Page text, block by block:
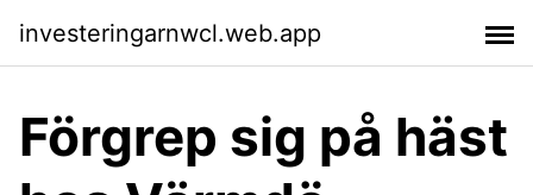
investeringarnwcl.web.app
Förgrep sig på häst